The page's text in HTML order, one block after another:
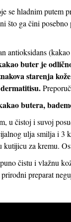
se hladnim putem
što ga čini
antioksidans
buter je
starenja
butera,
u čistoj i suvoj
ulja smilja i 3
za kremu.
čistu i vlažnu
preparat